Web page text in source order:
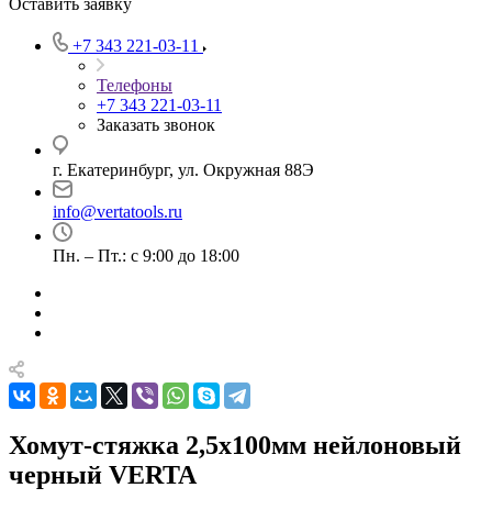
Оставить заявку
+7 343 221-03-11
Телефоны
+7 343 221-03-11
Заказать звонок
г. Екатеринбург, ул. Окружная 88Э
info@vertatools.ru
Пн. – Пт.: с 9:00 до 18:00
Хомут-стяжка 2,5х100мм нейлоновый
черный VERTA